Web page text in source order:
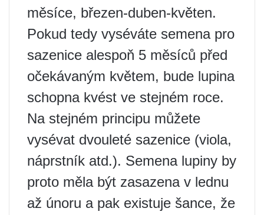
měsíce, březen-duben-květen.
Pokud tedy vyséváte semena pro
sazenice alespoň 5 měsíců před
očekávaným květem, bude lupina
schopna kvést ve stejném roce.
Na stejném principu můžete
vysévat dvouleté sazenice (viola,
náprstník atd.). Semena lupiny by
proto měla být zasazena v lednu
až únoru a pak existuje šance, že